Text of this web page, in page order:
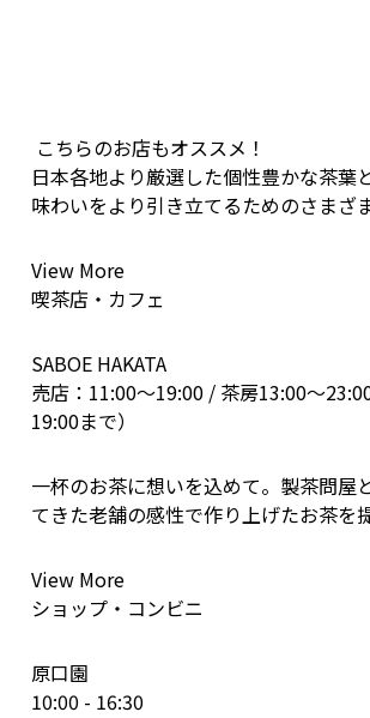
こちらのお店もオススメ！
日本各地より厳選した個性豊かな茶葉
味わいをより引き立てるためのさまざ
View More
喫茶店・カフェ
SABOE HAKATA
売店：11:00～19:00 / 茶房13:00～
19:00まで）
一杯のお茶に想いを込めて。製茶問屋
てきた老舗の感性で作り上げたお茶を
View More
ショップ・コンビニ
原口園
10:00 - 16:30